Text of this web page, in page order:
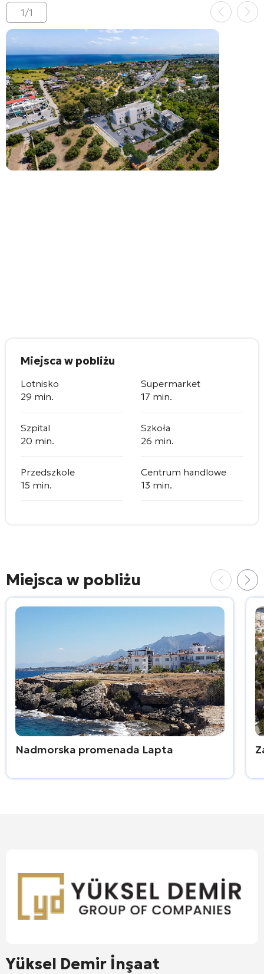
1/1
Miejsca w pobliżu
Lotnisko
29 min.
Supermarket
17 min.
Szpital
20 min.
Szkoła
26 min.
Przedszkole
15 min.
Centrum handlowe
13 min.
Miejsca w pobliżu
Nadmorska promenada Lapta
Yüksel Demir İnşaat